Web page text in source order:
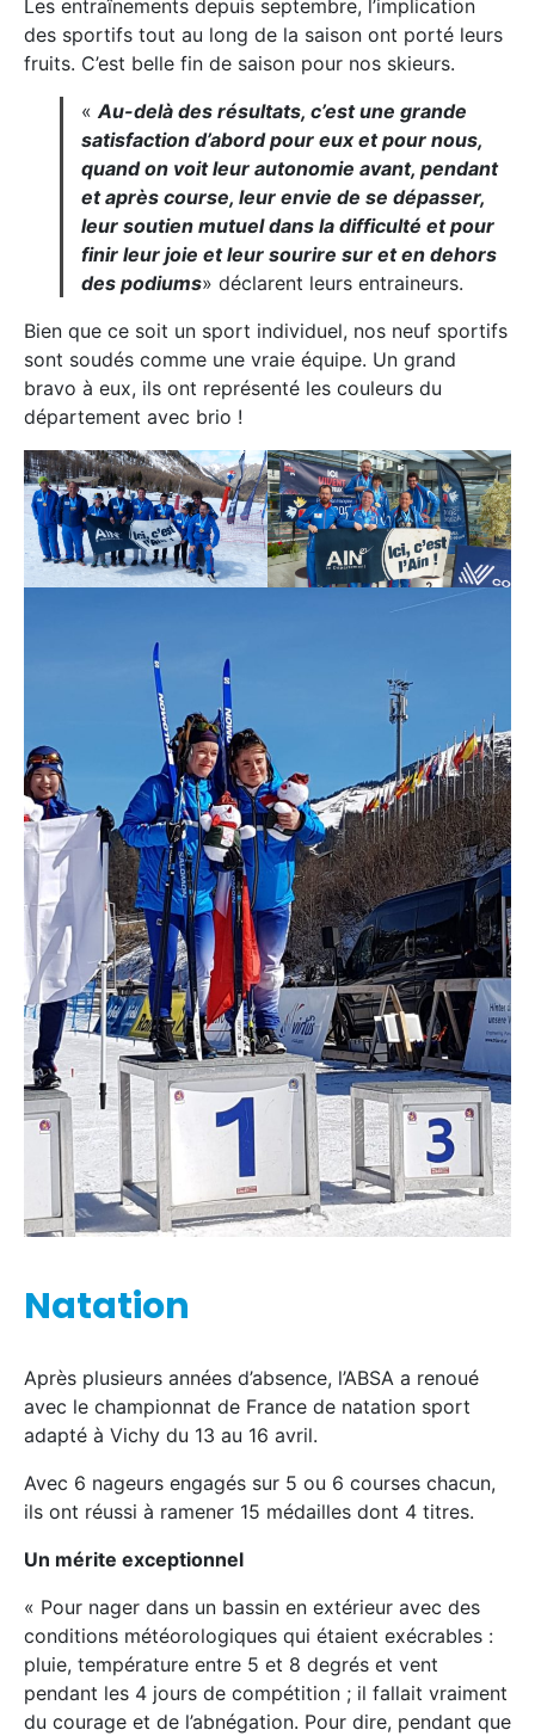
Les entraînements depuis septembre, l’implication
des sportifs tout au long de la saison ont porté leurs
fruits. C’est belle fin de saison pour nos skieurs.
«Au-delà des résultats, c’est une grande
satisfaction d’abord pour eux et pour nous,
quand on voit leur autonomie avant, pendant
et après course, leur envie de se dépasser,
leur soutien mutuel dans la difficulté et pour
finir leur joie et leur sourire sur et en dehors
des podiums» déclarent leurs entraineurs.
Bien que ce soit un sport individuel, nos neuf sportifs
sont soudés comme une vraie équipe. Un grand
bravo à eux, ils ont représenté les couleurs du
département avec brio !
Natation
Après plusieurs années d’absence, l’ABSA a renoué
avec le championnat de France de natation sport
adapté à Vichy du 13 au 16 avril.
Avec 6 nageurs engagés sur 5 ou 6 courses chacun,
ils ont réussi à ramener 15 médailles dont 4 titres.
Un mérite exceptionnel
« Pour nager dans un bassin en extérieur avec des
conditions météorologiques qui étaient exécrables :
pluie, température entre 5 et 8 degrés et vent
pendant les 4 jours de compétition ; il fallait vraiment
du courage et de l’abnégation. Pour dire, pendant que